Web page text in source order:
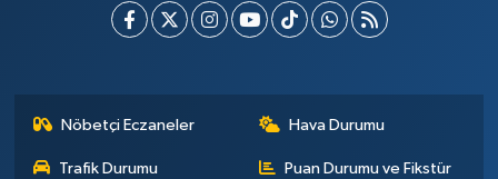
Nöbetçi Eczaneler Hava Durumu
Trafik Durumu Puan Durumu ve Fikstür